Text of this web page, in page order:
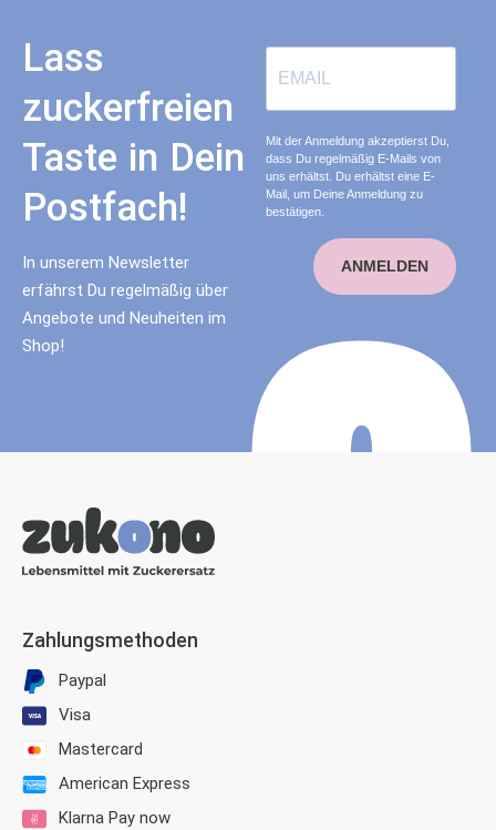
Lass
zuckerfreien
Taste in Dein
Postfach!
In unserem Newsletter
erfährst Du regelmäßig über
Angebote und Neuheiten im
Shop!
Mit der Anmeldung akzeptierst Du,
dass Du regelmäßig E-Mails von
uns erhältst. Du erhältst eine E-
Mail, um Deine Anmeldung zu
bestätigen.
ANMELDEN
Zahlungsmethoden
Paypal
Visa
Mastercard
American Express
Klarna Pay now